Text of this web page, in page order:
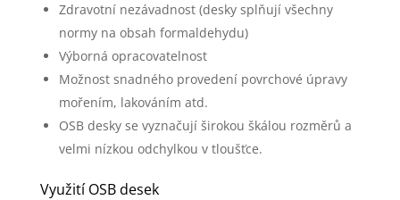
Zdravotní nezávadnost (desky splňují všechny
normy na obsah formaldehydu)
Výborná opracovatelnost
Možnost snadného provedení povrchové úpravy
mořením, lakováním atd.
OSB desky se vyznačují širokou škálou rozměrů a
velmi nízkou odchylkou v tloušťce.
Využití OSB desek